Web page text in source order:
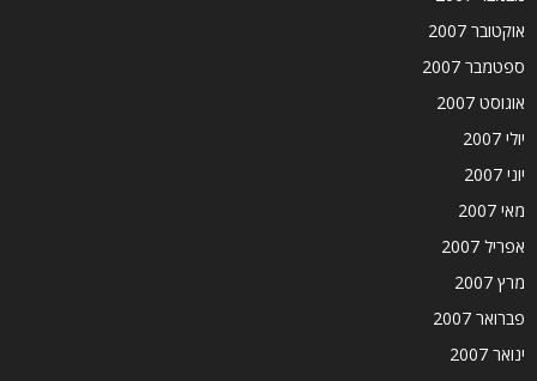
אוקטובר 2007
ספטמבר 2007
אוגוסט 2007
יולי 2007
יוני 2007
מאי 2007
אפריל 2007
מרץ 2007
פברואר 2007
ינואר 2007